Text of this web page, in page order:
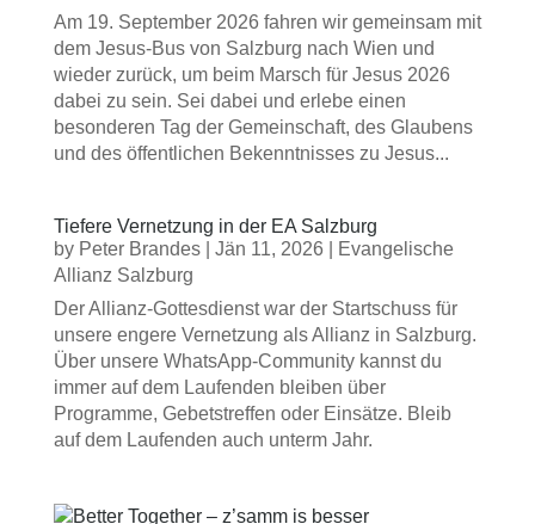
Am 19. September 2026 fahren wir gemeinsam mit
dem Jesus-Bus von Salzburg nach Wien und
wieder zurück, um beim Marsch für Jesus 2026
dabei zu sein. Sei dabei und erlebe einen
besonderen Tag der Gemeinschaft, des Glaubens
und des öffentlichen Bekenntnisses zu Jesus...
Tiefere Vernetzung in der EA Salzburg
by Peter Brandes| Jän 11, 2026
Evangelische
Allianz Salzburg
Der Allianz-Gottesdienst war der Startschuss für
unsere engere Vernetzung als Allianz in Salzburg.
Über unsere WhatsApp-Community kannst du
immer auf dem Laufenden bleiben über
Programme, Gebetstreffen oder Einsätze. Bleib
auf dem Laufenden auch unterm Jahr.